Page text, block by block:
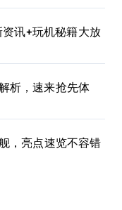
讯+玩机秘籍大放
析，速来抢先体
，亮点速览不容错